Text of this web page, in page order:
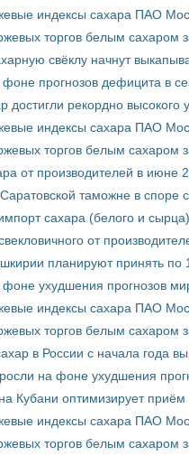
индексы сахара ПАО
торгов белым сахаром
свёклу начнут
прогнозов дефицита в
рекордно высокого
индексы сахара ПАО
торгов белым сахаром
от производителей в июне
таможне в
сахара (белого и
от
планируют принять по
ухудшения прогнозов
индексы сахара ПАО
торгов белым сахаром
в России с начала года
на фоне ухудшения
Кубани оптимизирует приём
индексы сахара ПАО
торгов белым сахаром